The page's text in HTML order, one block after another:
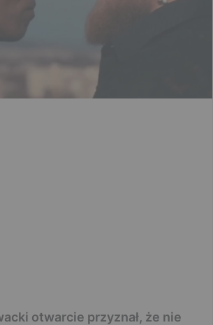
otwarcie przyznał, że nie